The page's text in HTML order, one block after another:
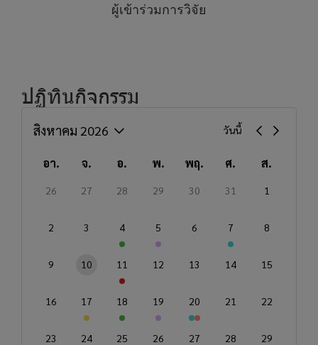
ผู้เข้าร่วมการวิจัย
ปฏิทินกิจกรรม
สิงหาคม 2026 วันนี้
อา. จ. อ. พ. พฤ. ศ. ส.
26 27 28 29 30 31 1
2 3 4 5 6 7 8
9 10 11 12 13 14 15
16 17 18 19 20 21 22
23 24 25 26 27 28 29